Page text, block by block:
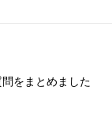
をまとめました